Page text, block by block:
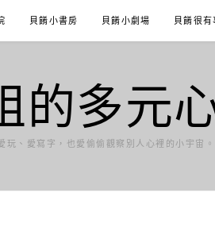
貝餚小書房 貝餚小劇場 貝餚很有
的多元
、愛寫字，也愛偷偷觀察別人心裡的小宇宙